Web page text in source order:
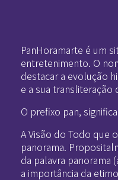
PanHoramarte é um
entretenimento. O
destacar a evolução
e a sua
O prefixo pan,
A Visão do Todo que
panorama.
da palavra panorama
a importância da